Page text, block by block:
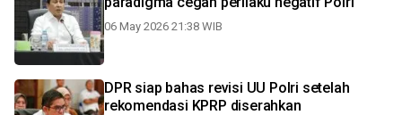
06 May 2026 21:38 WIB
DPR siap bahas revisi UU Polri setelah
rekomendasi KPRP diserahkan